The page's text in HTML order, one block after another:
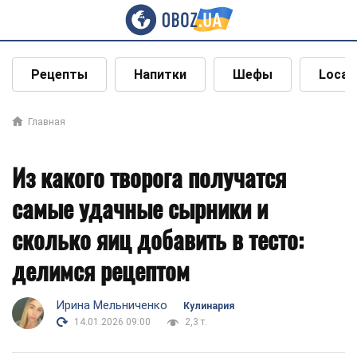
Рецепты Напитки Шефы Local
Главная
Из какого творога получатся
самые удачные сырники и
сколько яиц добавить в тесто:
делимся рецептом
Ирина Мельниченко
Кулинария
14.01.2026 09:00
2,3 т.